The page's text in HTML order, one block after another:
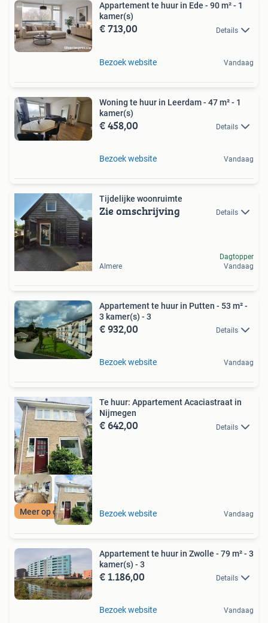
Appartement te huur in Ede - 90 m² - 1
kamer(s)
€ 713,00 Details
Bezoek website Vandaag
Woning te huur in Leerdam - 47 m² - 1
kamer(s)
€ 458,00 Details
Bezoek website Vandaag
Tijdelijke woonruimte
Zie omschrijving Details
Almere
Dagtopper
Vandaag
Appartement te huur in Putten - 53 m² -
3 kamer(s) - 3
€ 932,00 Details
Bezoek website Vandaag
Meer op onze site
Te huur: Appartement Acaciastraat in
Nijmegen
€ 642,00 Details
Bezoek website Vandaag
Appartement te huur in Zwolle - 79 m² - 3
kamer(s) - 3
€ 1.186,00 Details
Bezoek website Vandaag